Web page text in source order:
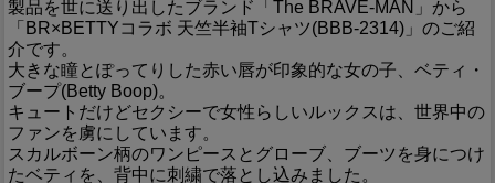
製品を世に送り出したブランド「The BRAVE-MAN」から
「BR×BETTYコラボ 天竺半袖Tシャツ(BBB-2314)」のご紹
介です。
大きな瞳とぽってりした赤い唇が印象的な女の子、ベティ・
ブープ(Betty Boop)。
キュートだけどセクシーで女性らしいルックスは、世界中の
ファンを虜にしています。
スカルボーン柄のワンピースとグローブ、ブーツを身につけ
たベティを、背中に刺繍で落とし込みました。